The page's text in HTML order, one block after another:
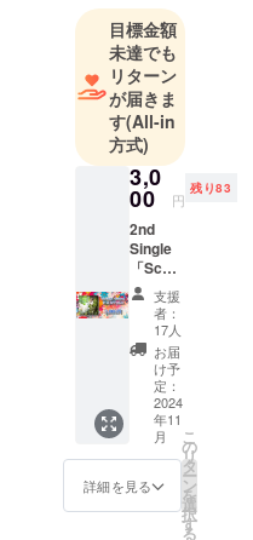
目標金額
未達でも
リターン
が届きま
す(All-in
方式)
3,0
00 円
残り83
2nd
Single
「Scarl
et」
コース
（サイ
ン入
り） CD
ジャ
ケット
に直筆
サイン
を入れ
てお届
けしま
す(サイ
支援
者：
17人
お届
け予
定：
2024
年11
月
詳細を見る
こ
の
リ
タ
ー
ン
を
選
択
す
る